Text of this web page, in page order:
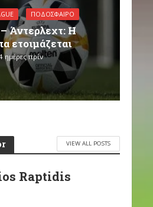
ΠΟΔΌΣΦΑΙΡΟ
Άντερλεχτ: Η
ετοιμάζεται
ημέρες πρίν
VIEW ALL POSTS
Raptidis